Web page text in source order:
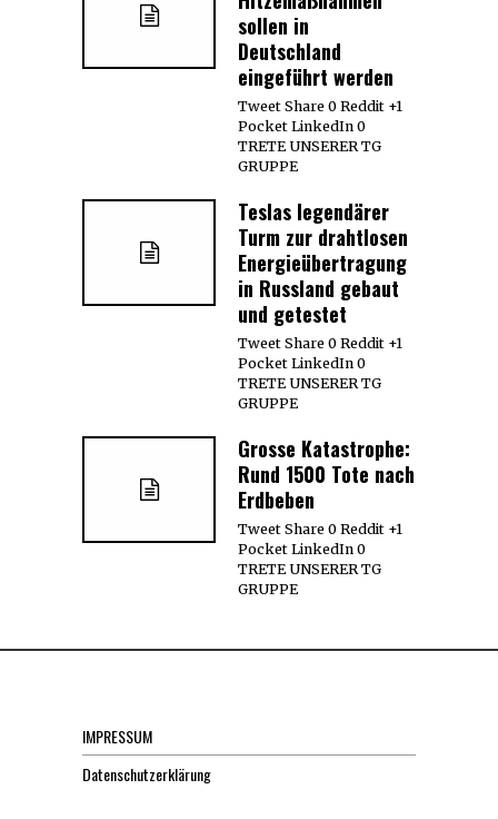
sollen in
Deutschland
eingeführt werden
Tweet Share 0 Reddit +1
Pocket LinkedIn 0
TRETE UNSERER TG
GRUPPE
Teslas legendärer
Turm zur drahtlosen
Energieübertragung
in Russland gebaut
und getestet
Tweet Share 0 Reddit +1
Pocket LinkedIn 0
TRETE UNSERER TG
GRUPPE
Grosse Katastrophe:
Rund 1500 Tote nach
Erdbeben
Tweet Share 0 Reddit +1
Pocket LinkedIn 0
TRETE UNSERER TG
GRUPPE
IMPRESSUM
Datenschutzerklärung